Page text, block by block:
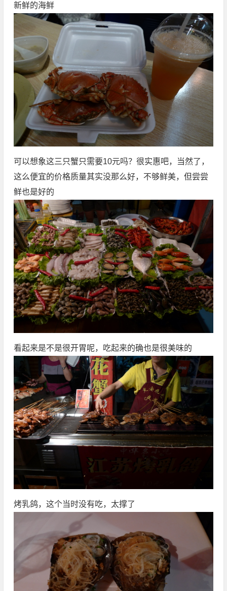
新鲜的海鲜
可以想象这三只蟹只需要10元吗？很实惠吧，当然了，
这么便宜的价格质量其实没那么好，不够鲜美，但尝尝
鲜也是好的
看起来是不是很开胃呢，吃起来的确也是很美味的
烤乳鸽，这个当时没有吃，太撑了